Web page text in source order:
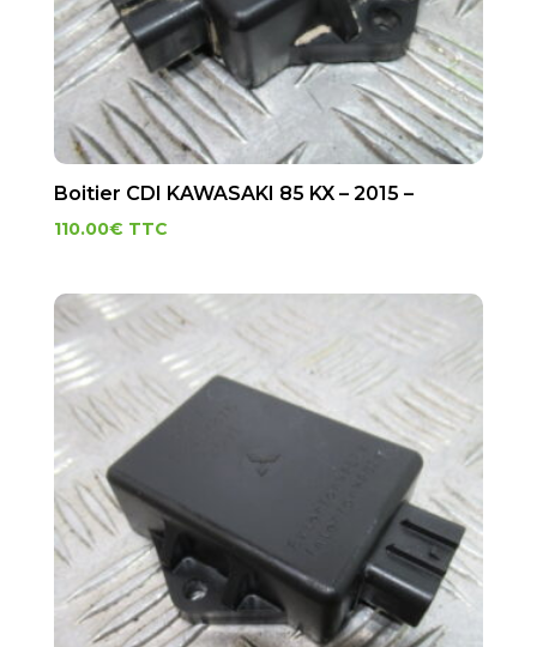
Boitier CDI KAWASAKI 85 KX – 2015 –
110.00€ TTC